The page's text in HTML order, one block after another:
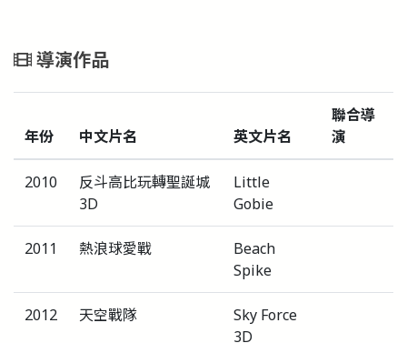
導演作品
年份 中文片名 英文片名
聯合導
演
2010
反斗高比玩轉聖誕城
3D
Little
Gobie
2011 熱浪球愛戰
Beach
Spike
2012 天空戰隊
Sky Force
3D